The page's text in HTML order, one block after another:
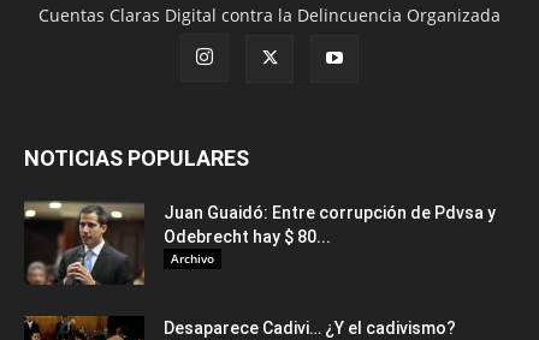
Cuentas Claras Digital contra la Delincuencia Organizada
NOTICIAS POPULARES
Juan Guaidó: Entre corrupción de Pdvsa y
Odebrecht hay $ 80...
Archivo
Desaparece Cadivi… ¿Y el cadivismo?